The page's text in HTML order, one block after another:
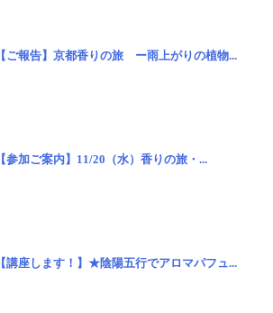
【ご報告】京都香りの旅 ー雨上がりの植物...
【参加ご案内】11/20（水）香りの旅・...
【講座します！】★陰陽五行でアロマパフュ...